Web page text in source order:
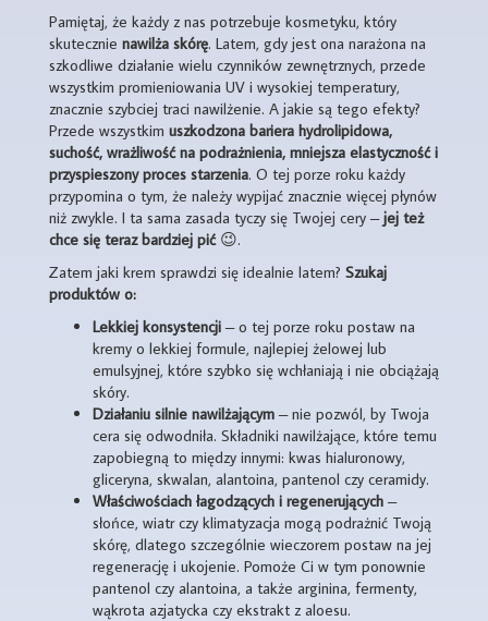
Pamiętaj, że każdy z nas potrzebuje kosmetyku, który
skutecznie nawilża skórę. Latem, gdy jest ona narażona na
szkodliwe działanie wielu czynników zewnętrznych, przede
wszystkim promieniowania UV i wysokiej temperatury,
znacznie szybciej traci nawilżenie. A jakie są tego efekty?
Przede wszystkim uszkodzona bariera hydrolipidowa,
suchość, wrażliwość na podrażnienia, mniejsza elastyczność i
przyspieszony proces starzenia. O tej porze roku każdy
przypomina o tym, że należy wypijać znacznie więcej płynów
niż zwykle. I ta sama zasada tyczy się Twojej cery –jej też
chce się teraz bardziej pić😉.
Zatem jaki krem sprawdzi się idealnie latem? Szukaj
produktów o:
Lekkiej konsystencji – o tej porze roku postaw na
kremy o lekkiej formule, najlepiej żelowej lub
emulsyjnej, które szybko się wchłaniają i nie obciążają
skóry.
Działaniu silnie nawilżającym – nie pozwól, by Twoja
cera się odwodniła. Składniki nawilżające, które temu
zapobiegną to między innymi: kwas hialuronowy,
gliceryna, skwalan, alantoina, pantenol czy ceramidy.
Właściwościach łagodzących i regenerujących –
słońce, wiatr czy klimatyzacja mogą podrażnić Twoją
skórę, dlatego szczególnie wieczorem postaw na jej
regenerację i ukojenie. Pomoże Ci w tym ponownie
pantenol czy alantoina, a także arginina, fermenty,
wąkrota azjatycka czy ekstrakt z aloesu.